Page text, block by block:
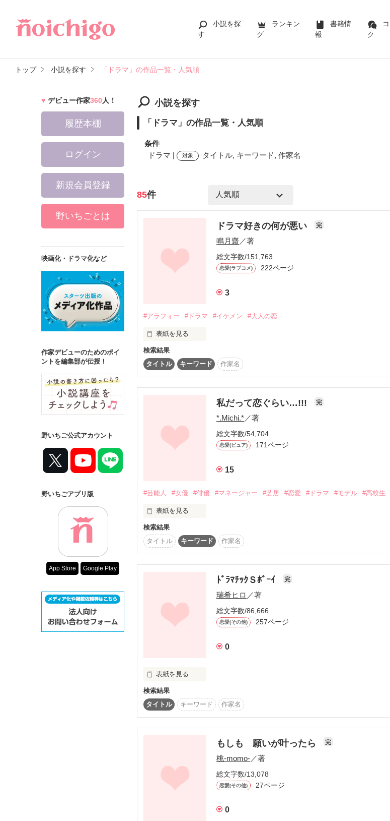
小説を探
す
ランキン
グ
書籍情
報
ク
トップ 小説を探す 「ドラマ」の作品一覧・人気順
小説を探す
「ドラマ」の作品一覧・人気順
条件
ドラマ |
対象 タイトル, キーワード, 作家名
検索ワード
詳しく検索
ジャンル
ステータス
長編
中編 短編
復刻！夏の野いちごビギナーズ応援コンテスト～中・長編チャ
200文字でゾッ！こわい短編コンテスト
スターツ出版小説投稿サイト合同企画「1話からの長編大賞」
その他の条件
85件
ドラマ好きの何が悪い 完
鳴月齋 ／著
総文字数/151,763
恋愛(ラブコメ) 222ページ
3
#アラフォー #ドラマ #イケメン #大人の恋
表紙を見る
ドラマに育ててもらったといっても過言ではないくらいドラマ好きな私
宮永　ミナミ　３６歳
立花　カイト　３５歳
４０歳を目前に色々と考える
それぞれの気持ち、思いに翻弄されていくうちに
自分の本当の気持ちに気づいていく私
どうすればいいのかわからない
大人の人間模様が咲き乱れる中、
密かにドラマみたいな恋を夢見てる・・・
検索結果
タイトル
キーワード 作家名
私だって恋ぐらい…!!! 完
*.Michi.*／著
総文字数/54,704
恋愛(ピュア) 171ページ
15
#芸能人 #女優 #俳優 #マネージャー #芝居 #恋愛 #ドラマ #モデル #高校生
表紙を見る
･.*〜･.*〜･.*〜･.*〜･.*〜
現役女子高生女優
検索結果
タイトル
キーワード 作家名
ﾄﾞﾗﾏﾁｯｸＳﾎﾞｰｲ 完
瑞希ヒロ ／著
総文字数/86,666
恋愛(その他) 257ページ
0
表紙を見る
「久しぶり、舞。」
突然現れた超人気若手イケメン俳優
彼の正体と衝撃の真実が明かされた時、
「好きな女を女優にする。」
検索結果
タイトル
キーワード 作家名
もしも 願いが叶ったら 完
桃-momo-／著
総文字数/13,078
恋愛(その他) 27ページ
0
デビュー作家360人！
履歴本棚
ログイン
新規会員登録
野いちごとは
映画化・ドラマ化など
作家デビューのためのポイ
ントを編集部が伝授！
野いちご公式アカウント
野いちごアプリ版
App Store Google Play